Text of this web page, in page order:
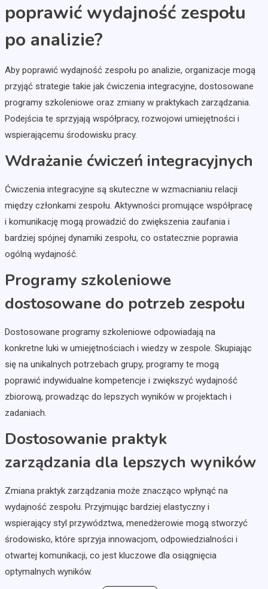
poprawić wydajność zespołu
po analizie?
Aby poprawić wydajność zespołu po analizie, organizacje mogą
przyjąć strategie takie jak ćwiczenia integracyjne, dostosowane
programy szkoleniowe oraz zmiany w praktykach zarządzania.
Podejścia te sprzyjają współpracy, rozwojowi umiejętności i
wspierającemu środowisku pracy.
Wdrażanie ćwiczeń integracyjnych
Ćwiczenia integracyjne są skuteczne w wzmacnianiu relacji
między członkami zespołu. Aktywności promujące współpracę
i komunikację mogą prowadzić do zwiększenia zaufania i
bardziej spójnej dynamiki zespołu, co ostatecznie poprawia
ogólną wydajność.
Programy szkoleniowe
dostosowane do potrzeb zespołu
Dostosowane programy szkoleniowe odpowiadają na
konkretne luki w umiejętnościach i wiedzy w zespole. Skupiając
się na unikalnych potrzebach grupy, programy te mogą
poprawić indywidualne kompetencje i zwiększyć wydajność
zbiorową, prowadząc do lepszych wyników w projektach i
zadaniach.
Dostosowanie praktyk
zarządzania dla lepszych wyników
Zmiana praktyk zarządzania może znacząco wpłynąć na
wydajność zespołu. Przyjmując bardziej elastyczny i
wspierający styl przywództwa, menedżerowie mogą stworzyć
środowisko, które sprzyja innowacjom, odpowiedzialności i
otwartej komunikacji, co jest kluczowe dla osiągnięcia
optymalnych wyników.